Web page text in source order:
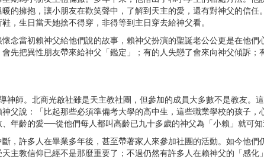
的擁抱，讓小朋友在歡笑聲中，了解到天主的愛，還有對神父的信
，生日當天她捨不得穿，非得等到主日穿去給神父看。
當初賴神父給他們說的故事，賴神父扮演的聖誕老公公更是在他們
先把異性朋友帶來給神父「鑑定」；有的人失戀了會來向神父傾訴
師。北商光啟社雖是天主教社團，但參加的成員大多數不是教友。
父說：「比起那些必須準備考大學的高中生，這些職業學校的孩子
年齡的愛──從他們每人都叫高齡已九十多歲的神父為「小賴」就可知
許多人在畢業多年後，甚至帶著家人來參加社團的活動。如今他們
主教信仰已經不是那麼重要了；不過仍然有許多人在賴神父的「感化